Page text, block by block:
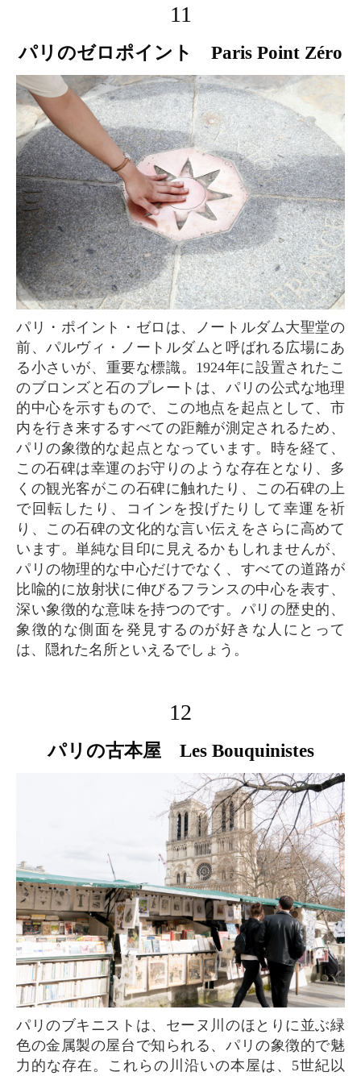
11
パリのゼロポイント Paris Point Zéro
パリ・ポイント・ゼロは、ノートルダム大聖堂の
前、パルヴィ・ノートルダムと呼ばれる広場にあ
る小さいが、重要な標識。1924年に設置されたこ
のブロンズと石のプレートは、パリの公式な地理
的中心を示すもので、この地点を起点として、市
内を行き来するすべての距離が測定されるため、
パリの象徴的な起点となっています。時を経て、
この石碑は幸運のお守りのような存在となり、多
くの観光客がこの石碑に触れたり、この石碑の上
で回転したり、コインを投げたりして幸運を祈
り、この石碑の文化的な言い伝えをさらに高めて
います。単純な目印に見えるかもしれませんが、
パリの物理的な中心だけでなく、すべての道路が
比喩的に放射状に伸びるフランスの中心を表す、
深い象徴的な意味を持つのです。パリの歴史的、
象徴的な側面を発見するのが好きな人にとって
は、隠れた名所といえるでしょう。
12
パリの古本屋 Les Bouquinistes
パリのブキニストは、セーヌ川のほとりに並ぶ緑
色の金属製の屋台で知られる、パリの象徴的で魅
力的な存在。これらの川沿いの本屋は、5世紀以